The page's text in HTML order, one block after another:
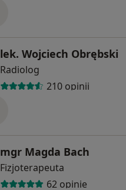
lek. Wojciech Obrębski
Radiolog
210 opinii
mgr Magda Bach
Fizjoterapeuta
62 opinie